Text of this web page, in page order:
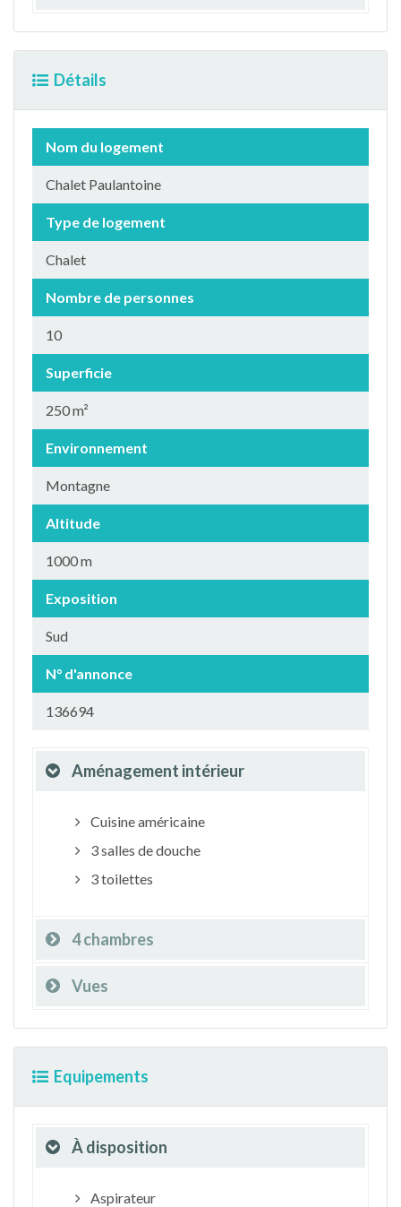
Détails
Nom du logement
Chalet Paulantoine
Type de logement
Chalet
Nombre de personnes
10
Superficie
250 m²
Environnement
Montagne
Altitude
1000 m
Exposition
Sud
N° d'annonce
136694
Aménagement intérieur
Cuisine américaine
3 salles de douche
3 toilettes
4 chambres
Vues
Equipements
À disposition
Aspirateur